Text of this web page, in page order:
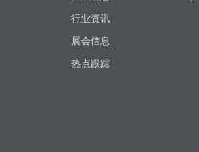
行业资讯
展会信息
热点跟踪